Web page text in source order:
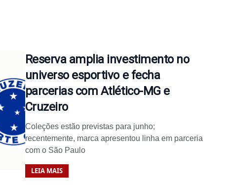
Reserva amplia investimento no
universo esportivo e fecha
parcerias com Atlético-MG e
Cruzeiro
Coleções estão previstas para junho;
recentemente, marca apresentou linha em parceria
com o São Paulo
LEIA MAIS